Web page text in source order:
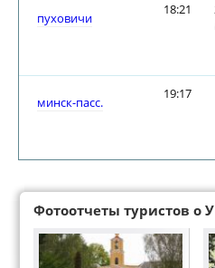
пуховичи
18:21
минск-пасс.
19:17
Фотоотчеты туристов о